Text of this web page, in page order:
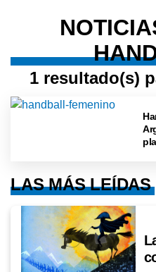
1 resultado(s)
LAS MÁS LEÍDAS